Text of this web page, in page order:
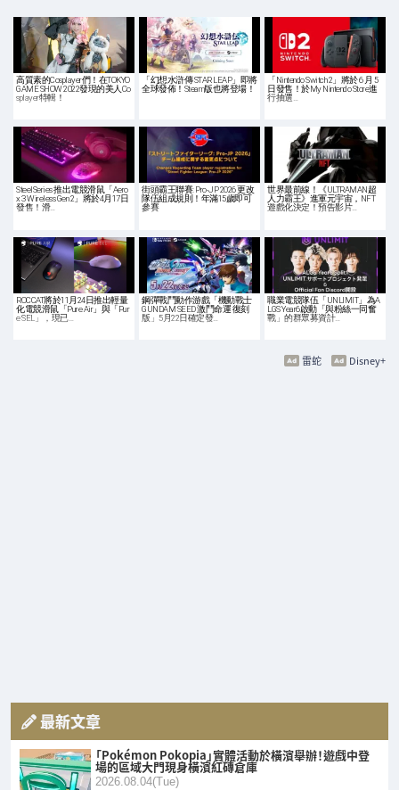
高質素的Cosplayer們！在TOKYO
GAME SHOW 2022發現的美人Co
splayer特輯！
「幻想水滸傳 STAR LEAP」即將
全球發佈！Steam版也將登場！
「Nintendo Switch 2」將於 6 月 5
日發售！於My Nintendo Store進
行抽選…
SteelSeries 推出電競滑鼠「Aero
x 3 Wireless Gen 2」將於4月17日
發售！滑…
街頭霸王聯賽: Pro-JP 2026 更改
隊伍組成規則！年滿15歲即可
參賽
世界最前線！《ULTRAMAN超
人力霸王》進軍元宇宙，NFT
遊戲化決定！預告影片…
ROCCAT將於11月24日推出輕量
化電競滑鼠「Pure Air」與「Pur
e SEL」，現已…
鋼彈戰鬥動作游戲「機動戰士
GUNDAM SEED 激鬥命運 復刻
版」5月22日確定發…
職業電競隊伍「UNLIMIT」為A
LGS Year6啟動「與粉絲一同奮
戰」的群眾募資計…
Disney+
雷蛇
最新文章
「Pokémon Pokopia」實體活動於橫濱舉辦！遊戲中登
場的區域大門現身橫濱紅磚倉庫
2026.08.04(Tue)